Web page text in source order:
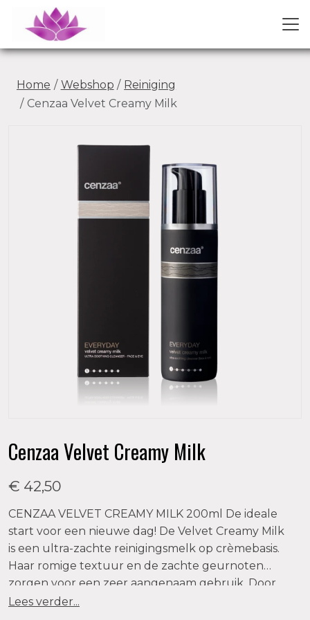
Home Webshop
Reiniging
Cenzaa Velvet Creamy Milk
Cenzaa Velvet Creamy Milk
€ 42,50
CENZAA VELVET CREAMY MILK 200ml De ideale
start voor een nieuwe dag! De Velvet Creamy Milk
is een ultra-zachte reinigingsmelk op crèmebasis.
Haar romige textuur en de zachte geurnoten
zorgen voor een zeer aangenaam gebruik. Door
toevoeging van o.a. zoete amandelolie is de Velvet
Lees verder...